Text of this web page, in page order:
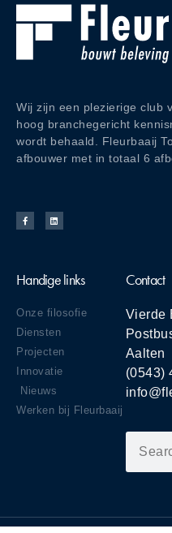
Wij zijn een plezierige club
hoog branchegericht
wordt behaald. Fleurbaaij
afbouwer met in totaal 6
Handige links
Onze filosofie
Diensten
Projecten
Innovatie
Nieuws
Werken bij Fleurbaaij
Contact
Vierde
Aalten
(0543)